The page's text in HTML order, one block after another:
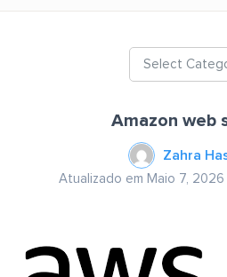
Select
Amazon web
Zahra
Atualizado em Maio 7, 2026